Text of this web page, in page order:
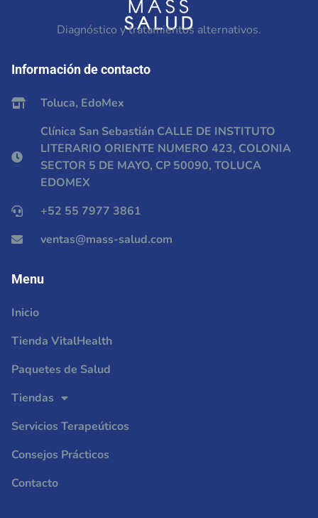
Diagnóstico y tratamientos alternativos.
Información de contacto
Toluca, EdoMex
Clínica San Sebastián CALLE DE INSTITUTO
LITERARIO ORIENTE NUMERO 423, COLONIA
SECTOR 5 DE MAYO, CP 50090, TOLUCA
EDOMEX
+52 55 7977 3861
ventas@mass-salud.com
Menu
Inicio
Tienda VitalHealth
Paquetes de Salud
Tiendas
Servicios Terapeúticos
Consejos Prácticos
Contacto